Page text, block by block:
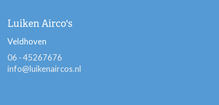
Luiken Airco's
Veldhoven
06 - 45267676
info@luikenaircos.nl